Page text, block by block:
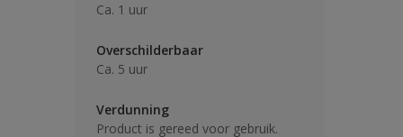
Ca. 1 uur
Overschilderbaar
Ca. 5 uur
Verdunning
Product is gereed voor gebruik.